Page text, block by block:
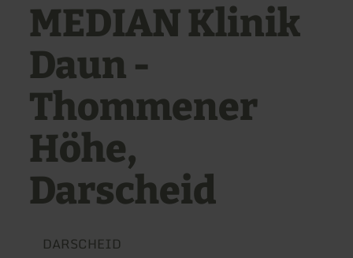
MEDIAN Klinik
Daun -
Thommener
Höhe,
Darscheid
DARSCHEID